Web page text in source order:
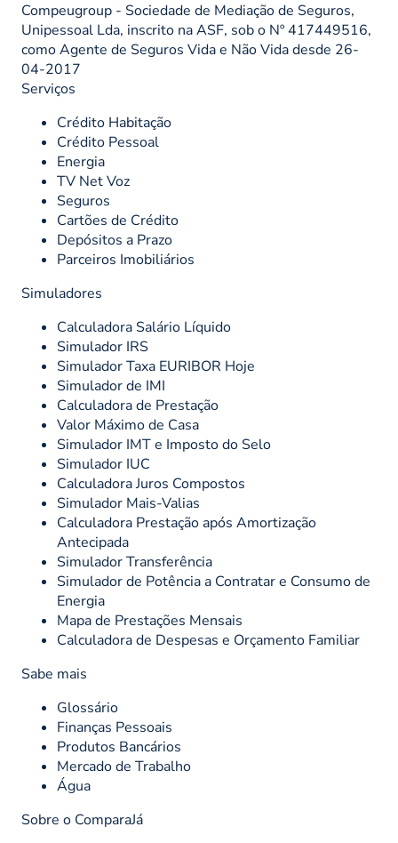
Compeugroup - Sociedade de Mediação de Seguros,
Unipessoal Lda, inscrito na ASF, sob o Nº 417449516,
como Agente de Seguros Vida e Não Vida desde 26-
04-2017
Serviços
Crédito Habitação
Crédito Pessoal
Energia
TV Net Voz
Seguros
Cartões de Crédito
Depósitos a Prazo
Parceiros Imobiliários
Simuladores
Calculadora Salário Líquido
Simulador IRS
Simulador Taxa EURIBOR Hoje
Simulador de IMI
Calculadora de Prestação
Valor Máximo de Casa
Simulador IMT e Imposto do Selo
Simulador IUC
Calculadora Juros Compostos
Simulador Mais-Valias
Calculadora Prestação após Amortização
Antecipada
Simulador Transferência
Simulador de Potência a Contratar e Consumo de
Energia
Mapa de Prestações Mensais
Calculadora de Despesas e Orçamento Familiar
Sabe mais
Glossário
Finanças Pessoais
Produtos Bancários
Mercado de Trabalho
Água
Sobre o ComparaJá